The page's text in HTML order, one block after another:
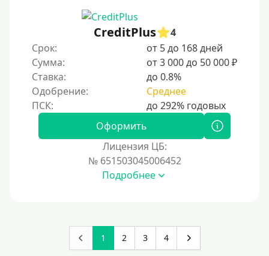
CreditPlus
4
Срок:
от 5 до 168 дней
Сумма:
от 3 000 до 50 000 ₽
Ставка:
до 0.8%
Одобрение:
Среднее
Оформить
Лицензия ЦБ:
№ 651503045006452
Подробнее
1 2 3 4